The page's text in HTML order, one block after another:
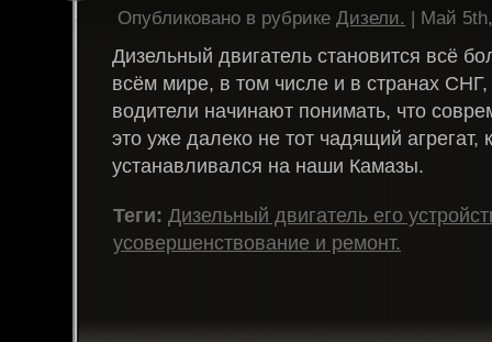
Опубликовано в рубрике Дизели. | Май
Дизельный двигатель становится всё
всём мире, в том числе и в странах СНГ,
водители начинают понимать, что
это уже далеко не тот чадящий агрегат,
устанавливался на наши Камазы.
Теги: Дизельный двигатель его
усовершенствование и ремонт.